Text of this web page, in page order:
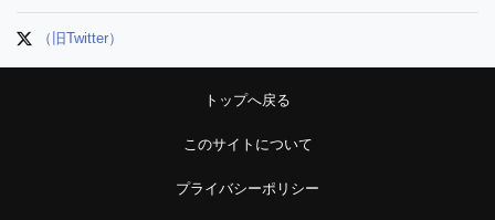
（旧Twitter）
トップへ戻る
このサイトについて
プライバシーポリシー